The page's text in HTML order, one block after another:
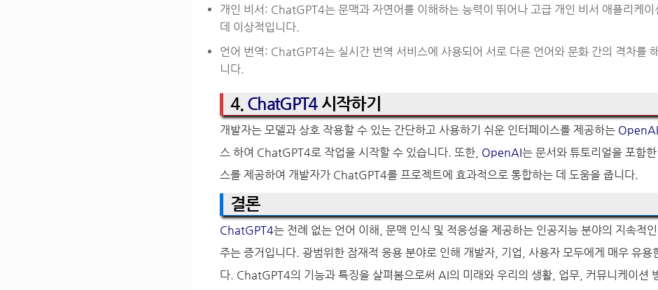
개인 비서: ChatGPT4는 문맥과 자연어를 이해하는 능력이 뛰어나 고급 개인 비서 애플리케이
데 이상적입니다.
언어 번역: ChatGPT4는 실시간 번역 서비스에 사용되어 서로 다른 언어와 문화 간의 격차를
니다.
4. ChatGPT4시작하기
개발자는 모델과 상호 작용할 수 있는 간단하고 사용하기 쉬운 인터페이스를 제공하는
스 하여 ChatGPT4로 작업을 시작할 수 있습니다. 또한, OpenAI는 문서와 튜토리얼을 포함
스를 제공하여 개발자가 ChatGPT4를 프로젝트에 효과적으로 통합하는 데 도움을 줍니다.
결론
ChatGPT4는 전례 없는 언어 이해, 문맥 인식 및 적응성을 제공하는 인공지능 분야의 지속적
주는 증거입니다. 광범위한 잠재적 응용 분야로 인해 개발자, 기업, 사용자 모두에게 매우 유용
다. ChatGPT4의 기능과 특징을 살펴봄으로써 AI의 미래와 우리의 생활, 업무, 커뮤니케이션